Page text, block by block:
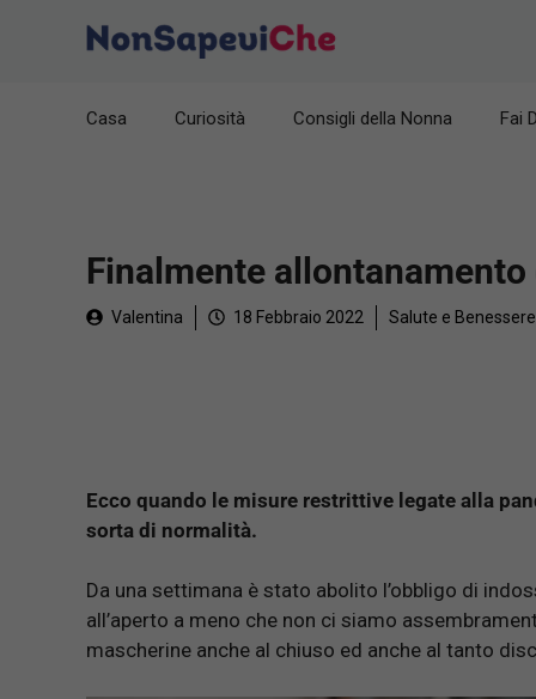
Casa Curiosità Consigli della Nonna Fai
Finalmente
Valentina 18 Febbraio 2022 Salute e Benessere
Ecco quando le misure restrittive legate alla
sorta di normalità.
Da una settimana è stato abolito l’obbligo di
all’aperto a meno che non ci siamo
mascherine anche al chiuso ed anche al tanto